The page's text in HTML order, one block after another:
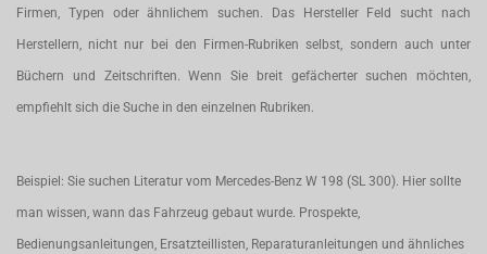
Firmen, Typen oder ähnlichem suchen. Das Hersteller Feld sucht nach
Herstellern, nicht nur bei den Firmen-Rubriken selbst, sondern auch unter
Büchern und Zeitschriften. Wenn Sie breit gefächerter suchen möchten,
empfiehlt sich die Suche in den einzelnen Rubriken.
Beispiel: Sie suchen Literatur vom Mercedes-Benz W 198 (SL 300). Hier sollte
man wissen, wann das Fahrzeug gebaut wurde. Prospekte,
Bedienungsanleitungen, Ersatzteillisten, Reparaturanleitungen und ähnliches